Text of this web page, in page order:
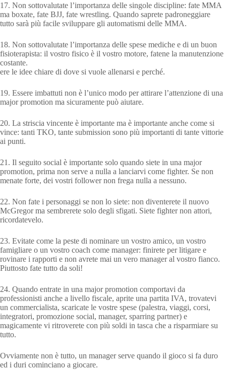
17. Non sottovalutate l’importanza delle singole discipline: fate MMA
ma boxate, fate BJJ, fate wrestling. Quando saprete padroneggiare
tutto sarà più facile sviluppare gli automatismi delle MMA.
18. Non sottovalutate l’importanza delle spese mediche e di un buon
fisioterapista: il vostro fisico è il vostro motore, fatene la manutenzione
costante.
ere le idee chiare di dove si vuole allenarsi e perché.
19. Essere imbattuti non è l’unico modo per attirare l’attenzione di una
major promotion ma sicuramente può aiutare.
20. La striscia vincente è importante ma è importante anche come si
vince: tanti TKO, tante submission sono più importanti di tante vittorie
ai punti.
21. Il seguito social è importante solo quando siete in una major
promotion, prima non serve a nulla a lanciarvi come fighter. Se non
menate forte, dei vostri follower non frega nulla a nessuno.
22. Non fate i personaggi se non lo siete: non diventerete il nuovo
McGregor ma sembrerete solo degli sfigati. Siete fighter non attori,
ricordatevelo.
23. Evitate come la peste di nominare un vostro amico, un vostro
famigliare o un vostro coach come manager: finirete per litigare e
rovinare i rapporti e non avrete mai un vero manager al vostro fianco.
Piuttosto fate tutto da soli!
24. Quando entrate in una major promotion comportavi da
professionisti anche a livello fiscale, aprite una partita IVA, trovatevi
un commercialista, scaricate le vostre spese (palestra, viaggi, corsi,
integratori, promozione social, manager, sparring partner) e
magicamente vi ritroverete con più soldi in tasca che a risparmiare su
tutto.
Ovviamente non è tutto, un manager serve quando il gioco si fa duro
ed i duri cominciano a giocare.